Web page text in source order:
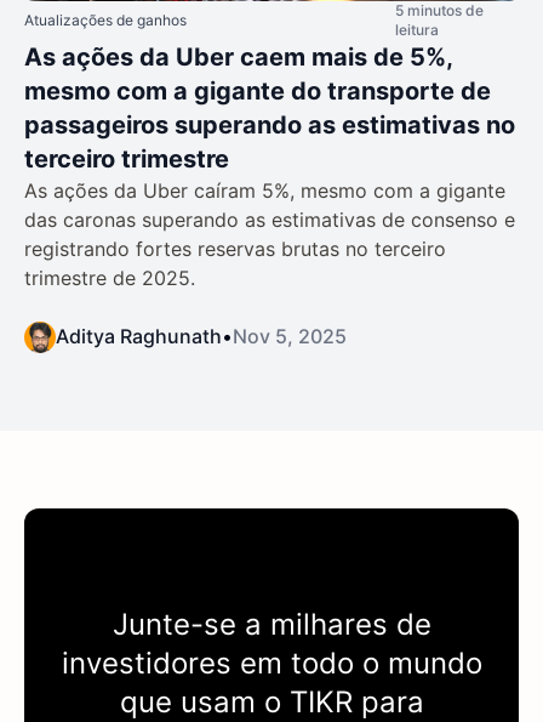
Atualizações de ganhos
5 minutos de
leitura
As ações da Uber caem mais de 5%,
mesmo com a gigante do transporte de
passageiros superando as estimativas no
terceiro trimestre
As ações da Uber caíram 5%, mesmo com a gigante
das caronas superando as estimativas de consenso e
registrando fortes reservas brutas no terceiro
trimestre de 2025.
Aditya Raghunath•Nov 5, 2025
Junte-se a milhares de
investidores em todo o mundo
que usam o TIKRpara